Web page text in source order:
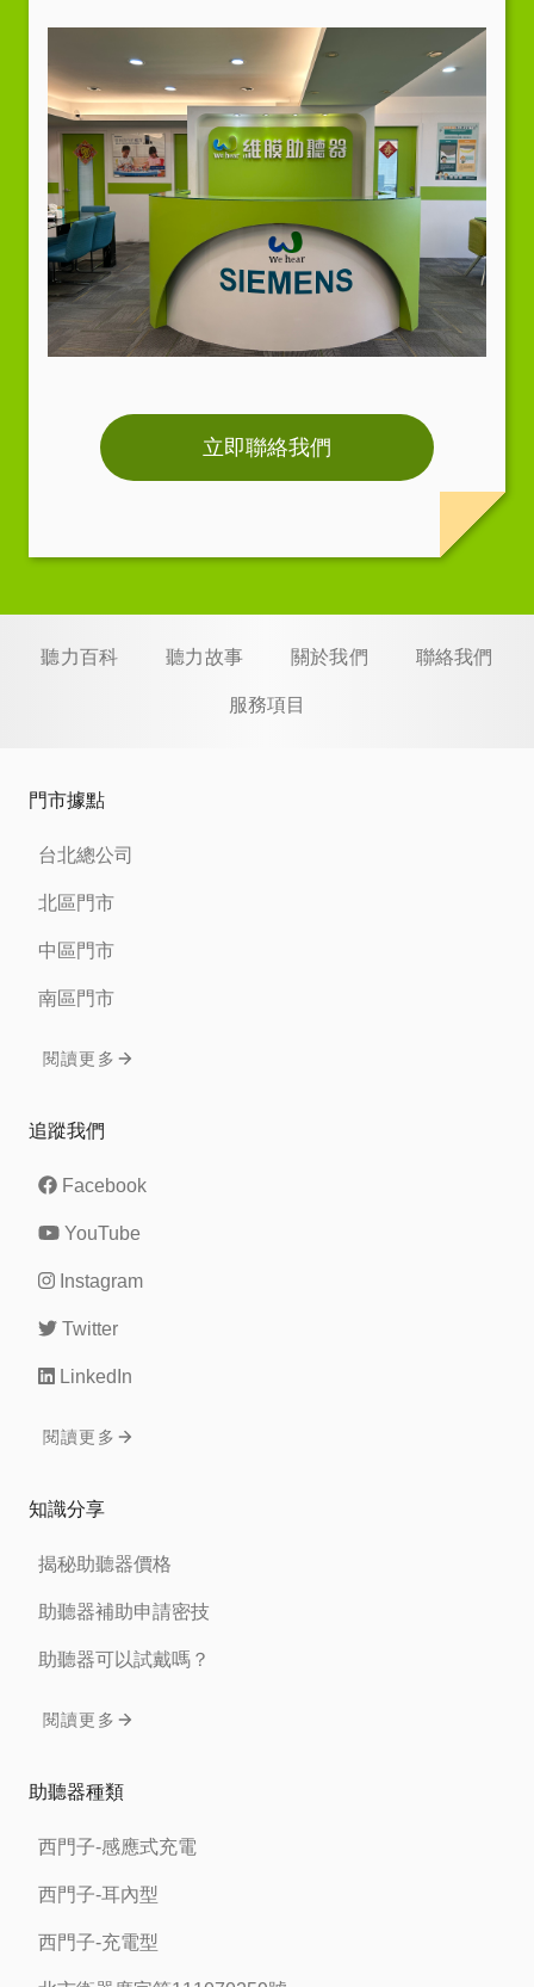
立即聯絡我們
聽力百科 聽力故事 關於我們 聯絡我們
服務項目
門市據點
台北總公司
北區門市
中區門市
南區門市
閱讀更多
追蹤我們
Facebook
YouTube
Instagram
Twitter
LinkedIn
閱讀更多
知識分享
揭秘助聽器價格
助聽器補助申請密技
助聽器可以試戴嗎？
閱讀更多
助聽器種類
西門子-感應式充電
西門子-耳內型
西門子-充電型